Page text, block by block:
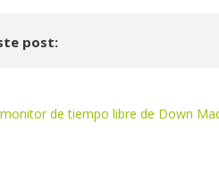
post:
de tiempo libre de Down